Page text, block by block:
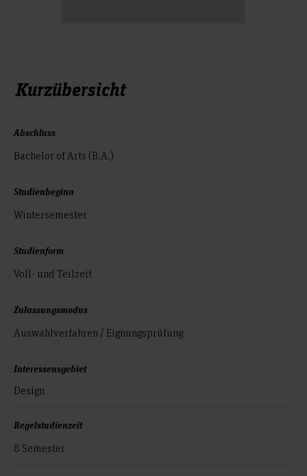
Kurzübersicht
Abschluss
Bachelor of Arts (B.A.)
Studienbeginn
Wintersemester
Studienform
Voll- und Teilzeit
Zulassungsmodus
Auswahlverfahren / Eignungsprüfung
Interessensgebiet
Design
Regelstudienzeit
8 Semester